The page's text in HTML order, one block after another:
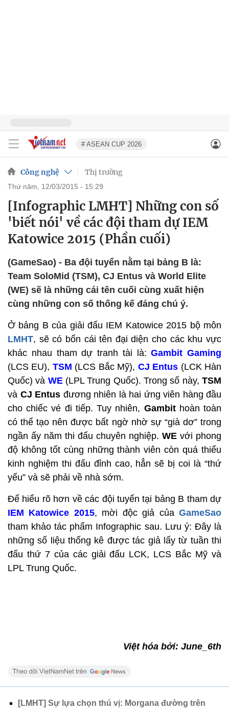
# ASEAN CUP 2026
Công nghệ Thị trường
thứ năm, 12/03/2015 - 15:29
[Infographic LMHT] Những con số
'biết nói' về các đội tham dự IEM
Katowice 2015 (Phần cuối)
(GameSao) - Ba đội tuyển nằm tại bảng B là:
Team SoloMid (TSM), CJ Entus và World Elite
(WE) sẽ là những cái tên cuối cùng xuất hiện
cùng những con số thống kế đáng chú ý.
Ở bảng B của giải đấu IEM Katowice 2015 bộ môn
LMHT, sẽ có bốn cái tên đại diện cho các khu vực
khác nhau tham dự tranh tài là:Gambit Gaming
(LCS EU), TSM (LCS Bắc Mỹ), CJ Entus (LCK Hàn
Quốc) và WE(LPL Trung Quốc). Trong số này,TSM
và CJ Entus đương nhiên là hai ứng viên hàng đầu
cho chiếc vé đi tiếp. Tuy nhiên, Gambit hoàn toàn
có thể tạo nên được bất ngờ nhờ sự “già dơ” trong
ngần ấy năm thi đấu chuyên nghiệp. WE với phong
độ không tốt cùng những thành viên còn quá thiếu
kinh nghiệm thi đấu đỉnh cao, hẳn sẽ bị coi là “thứ
yếu” và sẽ phải về nhà sớm.
Để hiểu rõ hơn về các đội tuyển tại bảng B tham dự
IEM Katowice 2015, mời độc giả củaGameSao
tham khảo tác phẩm Infographic sau. Lưu ý: Đây là
những số liệu thống kê được tác giả lấy từ tuần thi
đấu thứ 7 của các giải đấu LCK, LCS Bắc Mỹ và
LPL Trung Quốc.
Việt hóa bởi: June_6th
[LMHT] Sự lựa chọn thú vị: Morgana đường trên